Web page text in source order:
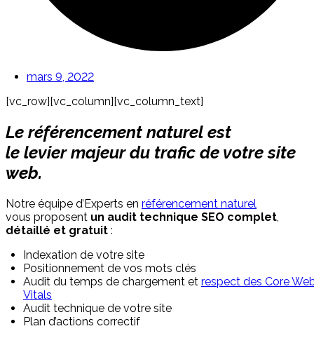
mars 9, 2022
[vc_row][vc_column][vc_column_text]
Le référencement naturel est
le levier majeur du trafic de votre site
web.
Notre équipe d’Experts en référencement naturel
vous proposent un audit technique SEO complet,
détaillé et gratuit :
Indexation de votre site
Positionnement de vos mots clés
Audit du temps de chargement et respect des Core
Vitals
Audit technique de votre site
Plan d’actions correctif